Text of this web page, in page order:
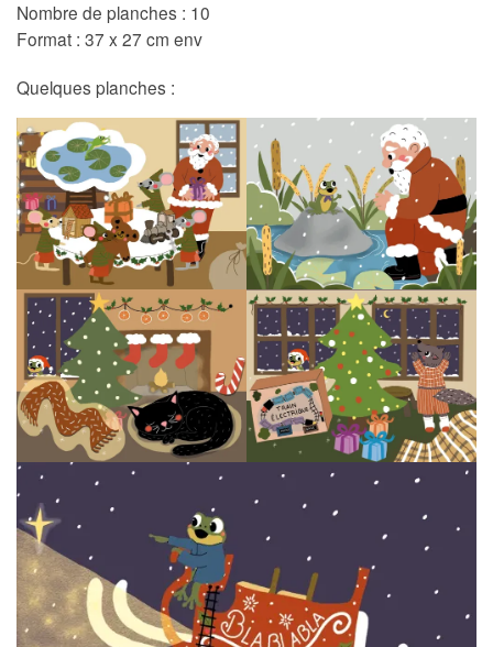
Nombre de planches : 10
Format : 37 x 27 cm env
Quelques planches :